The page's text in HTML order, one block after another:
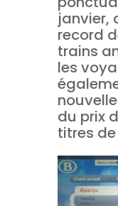
janvier,
record
trains
les
du prix
titres